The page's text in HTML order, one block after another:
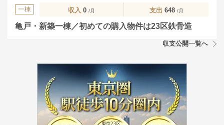
一棟 収入 0 /月 支出 648 /月
亀戸・新築一棟／初めての購入物件は23区鉄骨造
収支公開一覧へ